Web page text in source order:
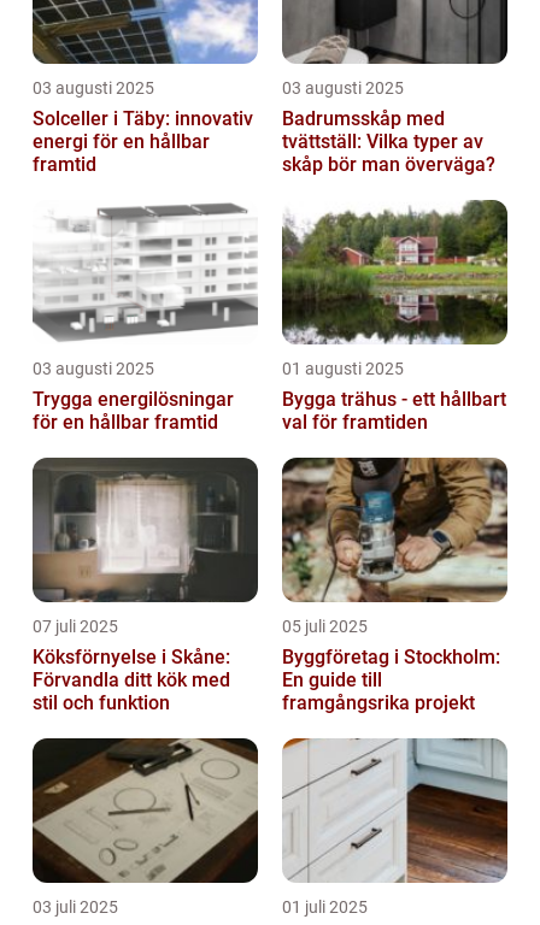
03 augusti 2025
Solceller i Täby: innovativ
energi för en hållbar
framtid
03 augusti 2025
Badrumsskåp med
tvättställ: Vilka typer av
skåp bör man överväga?
03 augusti 2025
Trygga energilösningar
för en hållbar framtid
01 augusti 2025
Bygga trähus - ett hållbart
val för framtiden
07 juli 2025
Köksförnyelse i Skåne:
Förvandla ditt kök med
stil och funktion
05 juli 2025
Byggföretag i Stockholm:
En guide till
framgångsrika projekt
03 juli 2025 01 juli 2025